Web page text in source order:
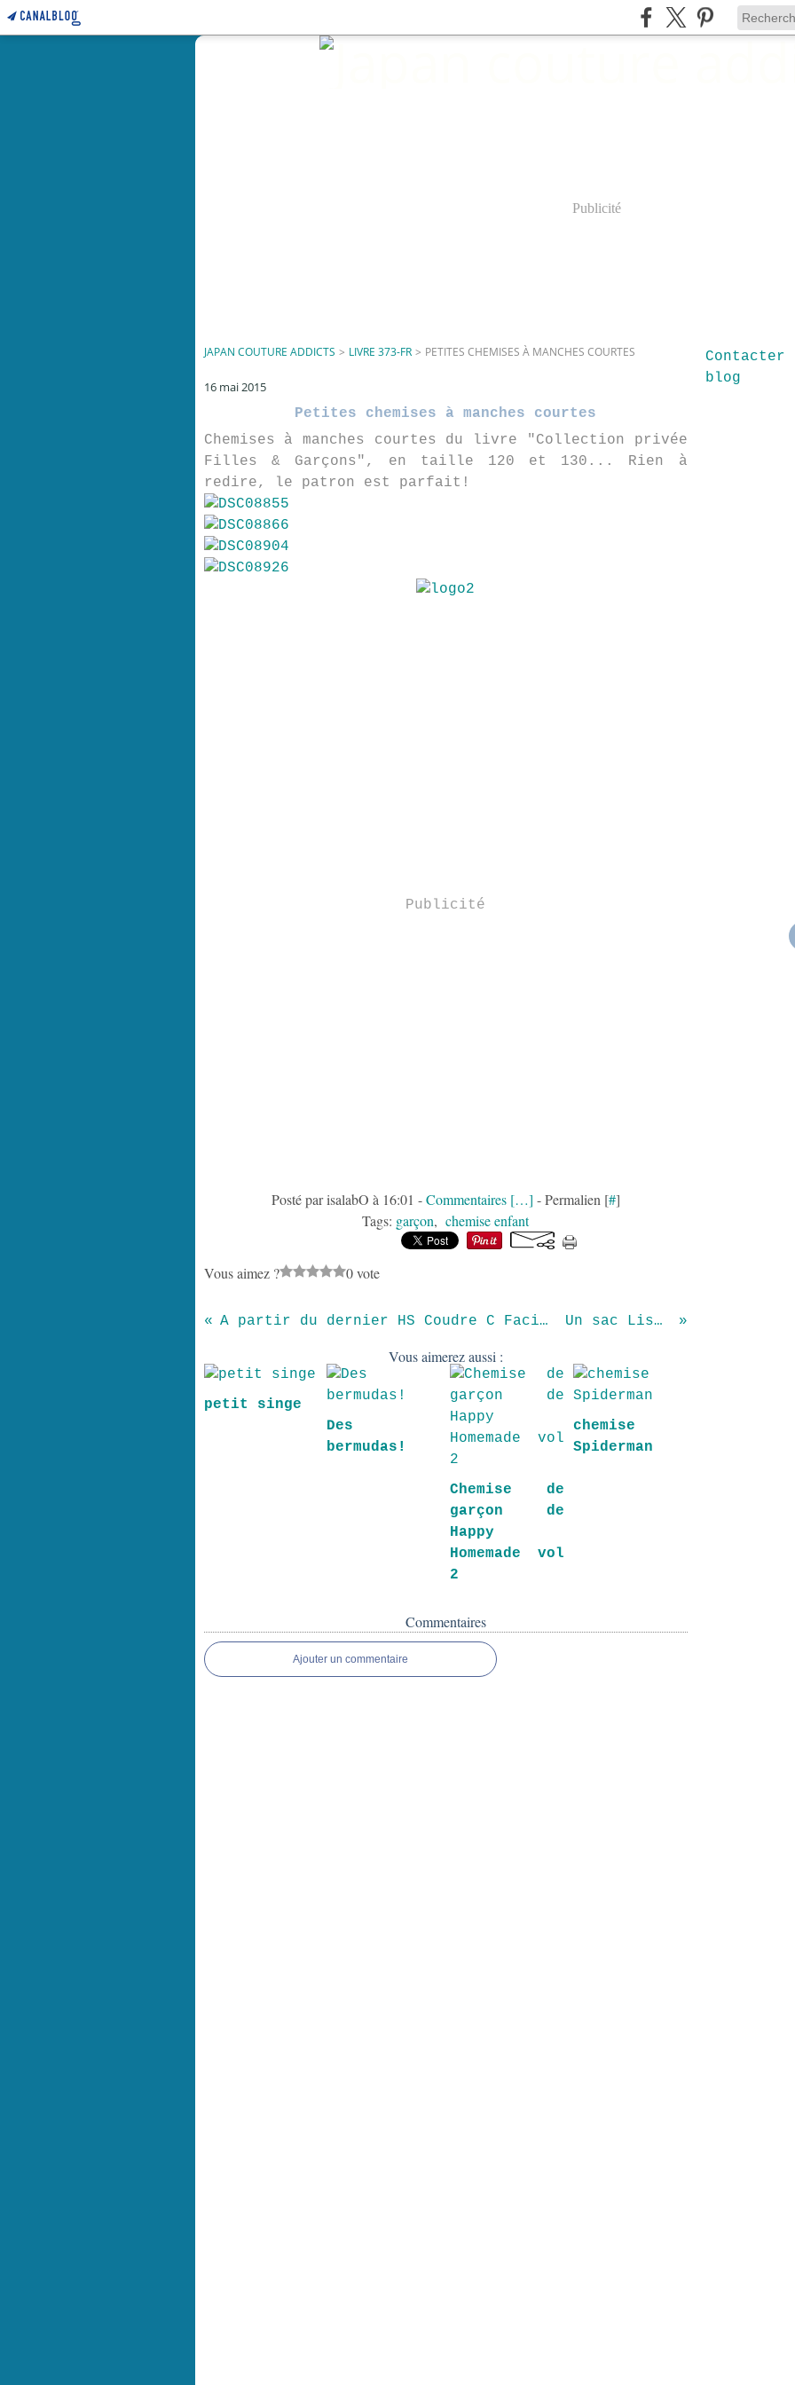
Publicité
JAPAN COUTURE ADDICTS > LIVRE 373-FR > PETITES CHEMISES À MANCHES COURTES
16 mai 2015
Petites chemises à manches courtes
Chemises à manches courtes du livre "Collection privée
Filles & Garçons", en taille 120 et 130... Rien à
redire, le patron est parfait!
Publicité
Posté par isalabO à 16:01 -Commentaires […] - Permalien [#]
Tags: garçon, chemise enfant
Vous aimez ? 0 vote
A partir du dernier HS Coudre C Facile, voici une Un sac Lisette !
Vous aimerez aussi :
petit singe
Des
bermudas!
Chemise de
garçon de
Happy
Homemade vol
2
chemise
Spiderman
Commentaires
Ajouter un commentaire
blog